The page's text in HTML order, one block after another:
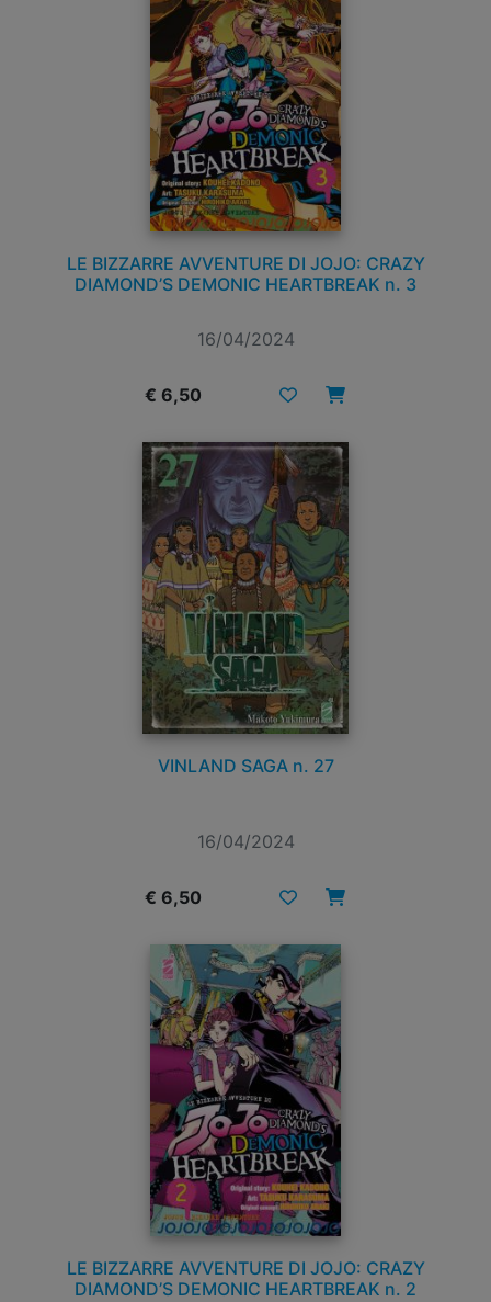
LE BIZZARRE AVVENTURE DI JOJO: CRAZY
DIAMOND’S DEMONIC HEARTBREAK n. 3
16/04/2024
€ 6,50
VINLAND SAGA n. 27
16/04/2024
€ 6,50
LE BIZZARRE AVVENTURE DI JOJO: CRAZY
DIAMOND’S DEMONIC HEARTBREAK n. 2